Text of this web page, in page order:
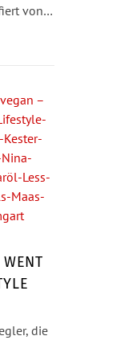
von…
die